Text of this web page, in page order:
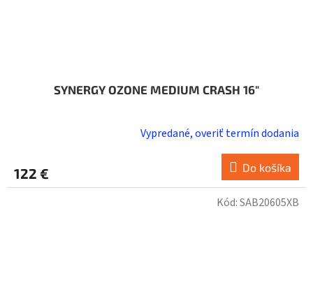
SYNERGY OZONE MEDIUM CRASH 16"
Vypredané, overiť termín dodania
122 € Do košíka
Kód:SAB20605XB